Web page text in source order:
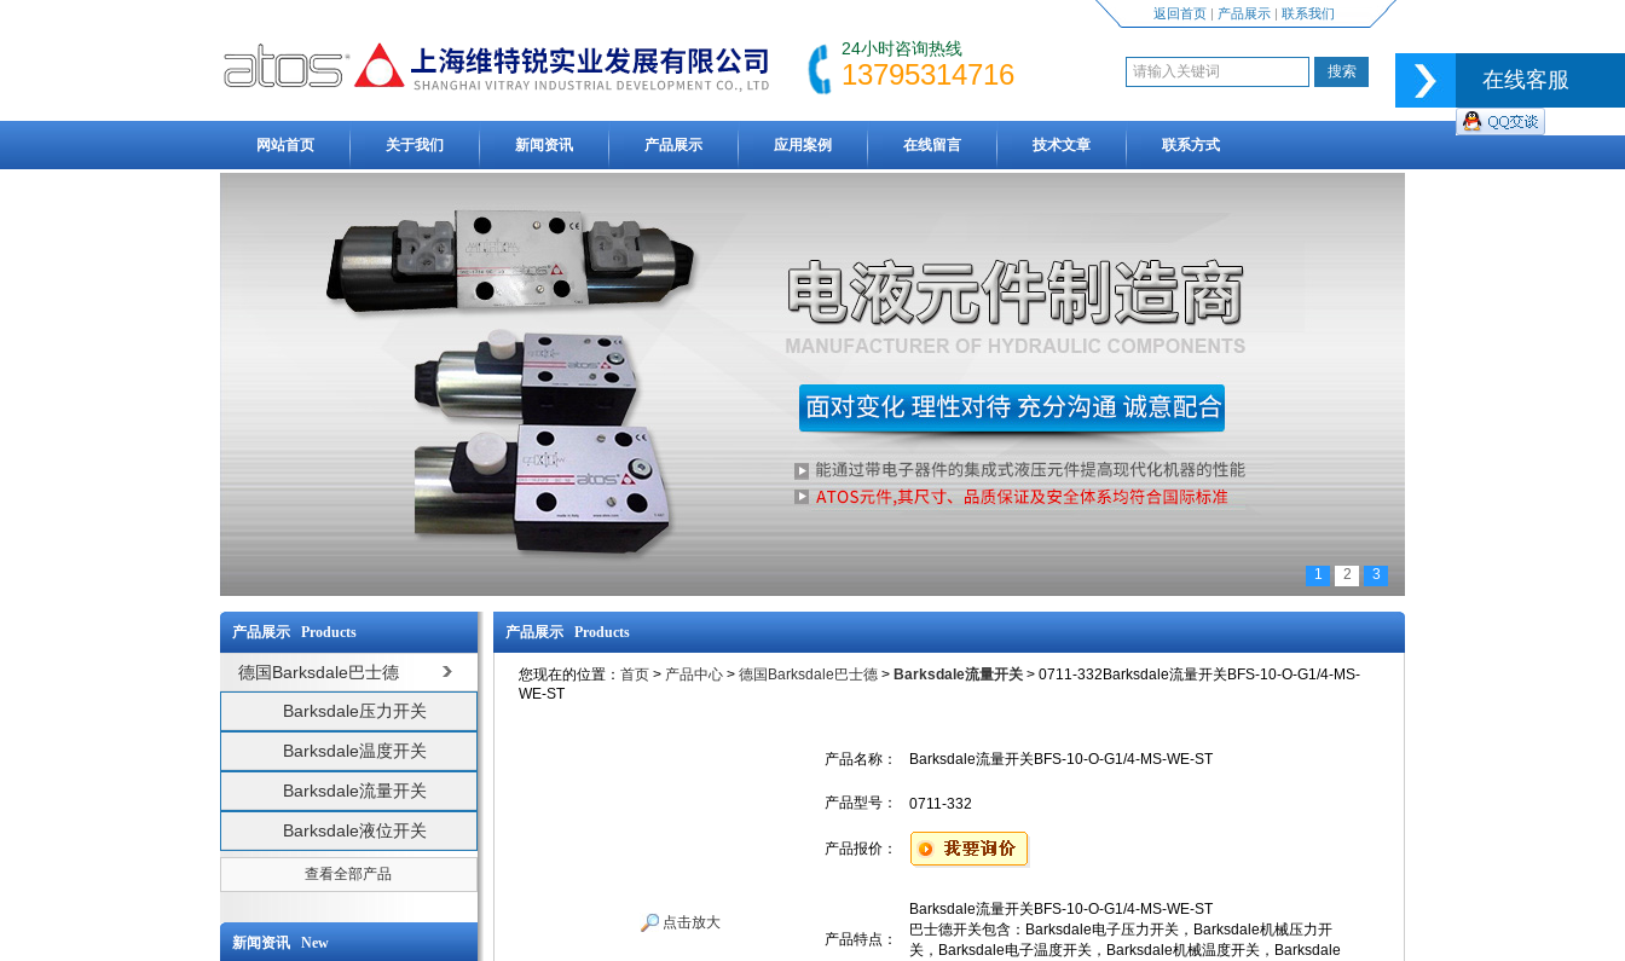
返回首页| 产品展示| 联系我们
24小时咨询热线
13795314716
网站首页 关于我们 新闻资讯 产品展示 应用案例 在线留言 技术文章 联系方式
1 2 3
产品展示 Products
德国Barksdale巴士德
Barksdale压力开关
Barksdale温度开关
Barksdale流量开关
Barksdale液位开关
查看全部产品
新闻资讯 New
产品展示 Products
您现在的位置： 首页 > 产品中心 > 德国Barksdale巴士德 > Barksdale流量开关 > 0711-332Barksdale流量开关BFS-10-O-G1/4-MS-
WE-ST
点击放大
产品名称： Barksdale流量开关BFS-10-O-G1/4-MS-WE-ST
产品型号： 0711-332
产品报价：
产品特点：
Barksdale流量开关BFS-10-O-G1/4-MS-WE-ST
巴士德开关包含：Barksdale电子压力开关，Barksdale机械压力开
关，Barksdale电子温度开关，Barksdale机械温度开关，Barksdale
在线客服